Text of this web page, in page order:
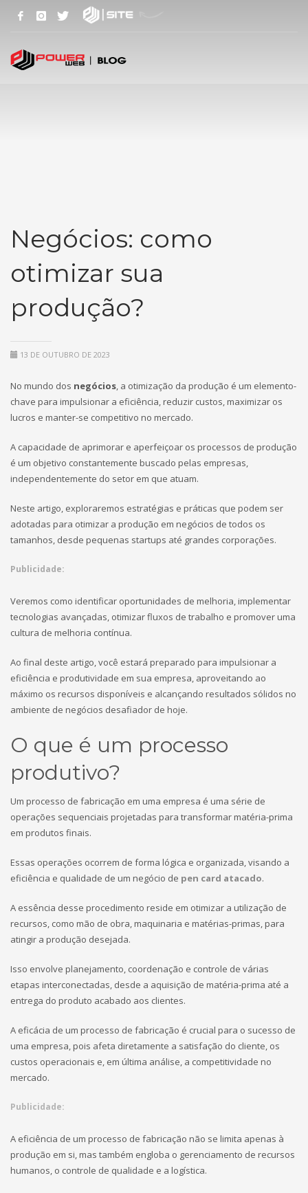
Negócios: como
otimizar sua
produção?
13 DE OUTUBRO DE 2023
No mundo dos negócios, a otimização da produção é um elemento-
chave para impulsionar a eficiência, reduzir custos, maximizar os
lucros e manter-se competitivo no mercado.
A capacidade de aprimorar e aperfeiçoar os processos de produção
é um objetivo constantemente buscado pelas empresas,
independentemente do setor em que atuam.
Neste artigo, exploraremos estratégias e práticas que podem ser
adotadas para otimizar a produção em negócios de todos os
tamanhos, desde pequenas startups até grandes corporações.
Publicidade:
Veremos como identificar oportunidades de melhoria, implementar
tecnologias avançadas, otimizar fluxos de trabalho e promover uma
cultura de melhoria contínua.
Ao final deste artigo, você estará preparado para impulsionar a
eficiência e produtividade em sua empresa, aproveitando ao
máximo os recursos disponíveis e alcançando resultados sólidos no
ambiente de negócios desafiador de hoje.
O que é um processo
produtivo?
Um processo de fabricação em uma empresa é uma série de
operações sequenciais projetadas para transformar matéria-prima
em produtos finais.
Essas operações ocorrem de forma lógica e organizada, visando a
eficiência e qualidade de um negócio de pen card atacado.
A essência desse procedimento reside em otimizar a utilização de
recursos, como mão de obra, maquinaria e matérias-primas, para
atingir a produção desejada.
Isso envolve planejamento, coordenação e controle de várias
etapas interconectadas, desde a aquisição de matéria-prima até a
entrega do produto acabado aos clientes.
A eficácia de um processo de fabricação é crucial para o sucesso de
uma empresa, pois afeta diretamente a satisfação do cliente, os
custos operacionais e, em última análise, a competitividade no
mercado.
Publicidade:
A eficiência de um processo de fabricação não se limita apenas à
produção em si, mas também engloba o gerenciamento de recursos
humanos, o controle de qualidade e a logística.